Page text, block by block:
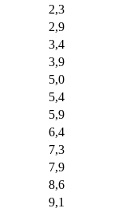
2,3
2,9
3,4
3,9
5,0
5,4
5,9
6,4
7,3
7,9
8,6
9,1